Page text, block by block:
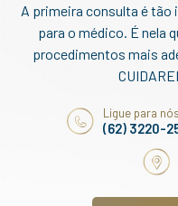
A primeira consulta é
para o médico. É nela
procedimentos mais
Ligue para nós
(62) 3220-